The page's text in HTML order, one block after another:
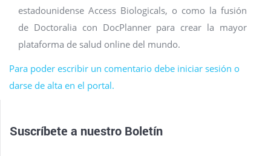
estadounidense Access Biologicals, o como la fusión
de Doctoralia con DocPlanner para crear la mayor
plataforma de salud online del mundo.
Para poder escribir un comentario debe iniciar sesión o
darse de alta en el portal.
Suscríbete a nuestro Boletín